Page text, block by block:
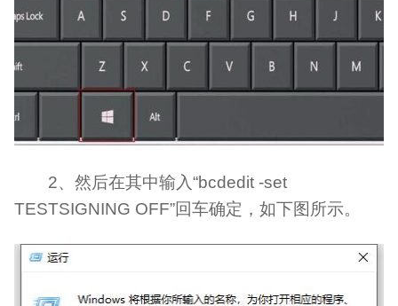
2、然后在其中输入“bcdedit -set
TESTSIGNING OFF”回车确定，如下图所示。